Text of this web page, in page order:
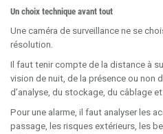
Un choix technique avant tout
Une caméra de surveillance ne se
résolution.
Il faut tenir compte de la distance à
vision de nuit, de la présence ou non
d’analyse, du stockage, du câblage
Pour une alarme, il faut analyser les
passage, les risques extérieurs, les